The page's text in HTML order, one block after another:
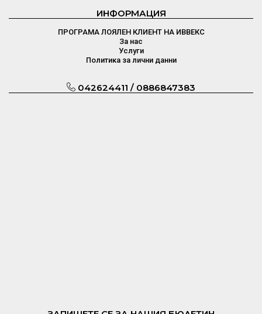
ИНФОРМАЦИЯ
ПРОГРАМА ЛОЯЛЕН КЛИЕНТ НА ИВВЕКС
За нас
Услуги
Политика за лични данни
042624411 / 0886847383